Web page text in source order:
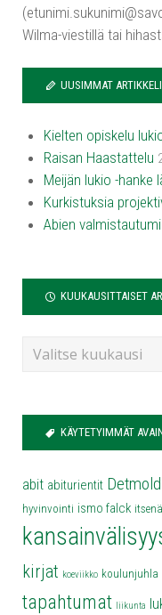
Wilma-viestillä tai
UUSIMMAT
Kielten opiskelu
Raisan Haastattelu
Meijän lukio -hanke
Kurkistuksia
Abien
KUUKAUSITTAISET
KÄYTETYIMMÄT
abit abiturientit Detmold
hyvinvointi ismo falck
kirjat koeviikko koulunjuhla
tapahtumat liikunta